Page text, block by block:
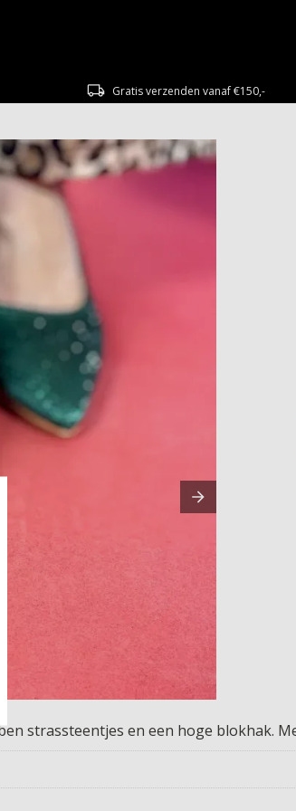
Gratis verzenden vanaf €150,-
strassteentjes en een hoge blokhak.